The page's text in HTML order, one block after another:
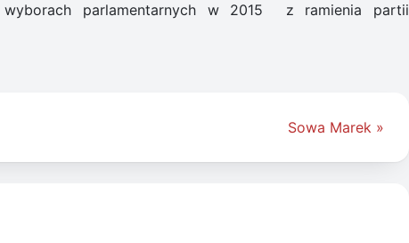
parlamentarnych w 2015 z ramienia partii
Sowa Marek »